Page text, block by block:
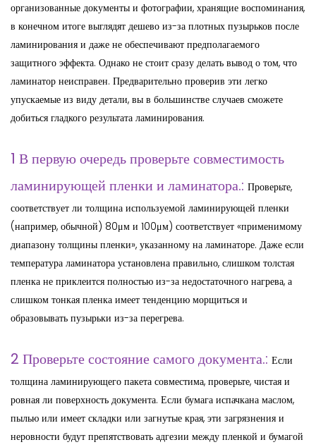
организованные документы и фотографии, хранящие воспоминания,
в конечном итоге выглядят дешево из-за плотных пузырьков после
ламинирования и даже не обеспечивают предполагаемого
защитного эффекта. Однако не стоит сразу делать вывод о том, что
ламинатор неисправен. Предварительно проверив эти легко
упускаемые из виду детали, вы в большинстве случаев сможете
добиться гладкого результата ламинирования.
1 В первую очередь проверьте совместимость
ламинирующей пленки и ламинатора.: Проверьте,
соответствует ли толщина используемой ламинирующей пленки
(например, обычной) 80μм и 100μм) соответствует «применимому
диапазону толщины пленки», указанному на ламинаторе. Даже если
температура ламинатора установлена правильно, слишком толстая
пленка не приклеится полностью из-за недостаточного нагрева, а
слишком тонкая пленка имеет тенденцию морщиться и
образовывать пузырьки из-за перегрева.
2 Проверьте состояние самого документа.: Если
толщина ламинирующего пакета совместима, проверьте, чистая и
ровная ли поверхность документа. Если бумага испачкана маслом,
пылью или имеет складки или загнутые края, эти загрязнения и
неровности будут препятствовать адгезии между пленкой и бумагой